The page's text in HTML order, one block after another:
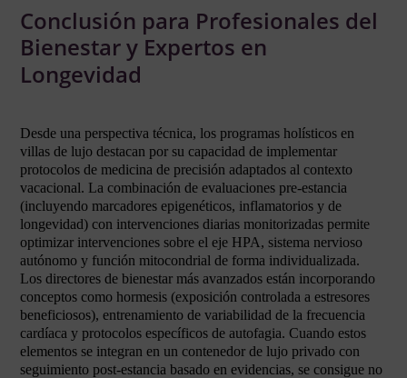
Conclusión para Profesionales del
Bienestar y Expertos en
Longevidad
Desde una perspectiva técnica, los programas holísticos en
villas de lujo destacan por su capacidad de implementar
protocolos de medicina de precisión adaptados al contexto
vacacional. La combinación de evaluaciones pre-estancia
(incluyendo marcadores epigenéticos, inflamatorios y de
longevidad) con intervenciones diarias monitorizadas permite
optimizar intervenciones sobre el eje HPA, sistema nervioso
autónomo y función mitocondrial de forma individualizada.
Los directores de bienestar más avanzados están incorporando
conceptos como hormesis (exposición controlada a estresores
beneficiosos), entrenamiento de variabilidad de la frecuencia
cardíaca y protocolos específicos de autofagia. Cuando estos
elementos se integran en un contenedor de lujo privado con
seguimiento post-estancia basado en evidencias, se consigue no